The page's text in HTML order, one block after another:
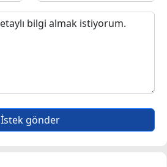
İstek gönder